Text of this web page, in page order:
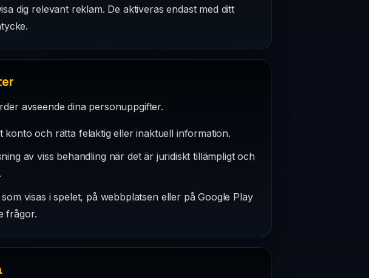
dig relevant reklam. De aktiveras endast med ditt
avseende dina personuppgifter.
konto och rätta felaktig eller inaktuell information.
av viss behandling när det är juridiskt tillämpligt och
visas i spelet, på webbplatsen eller på Google Play
frågor.